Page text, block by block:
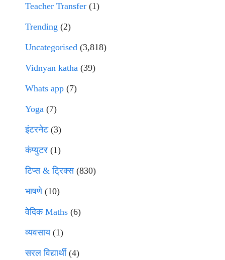
Teacher Transfer (1)
Trending (2)
Uncategorised (3,818)
Vidnyan katha (39)
Whats app (7)
Yoga (7)
इंटरनेट(3)
कंप्युटर (1)
टिप्स & ट्रिक्स(830)
भाषणे(10)
वेदिक Maths (6)
व्यवसाय(1)
सरल विद्यार्थी(4)